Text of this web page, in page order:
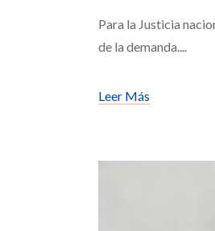
Para la Justicia
de la demanda.
Leer Más